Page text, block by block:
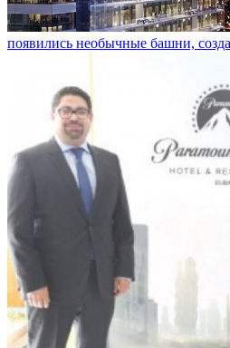
появились необычные башни,